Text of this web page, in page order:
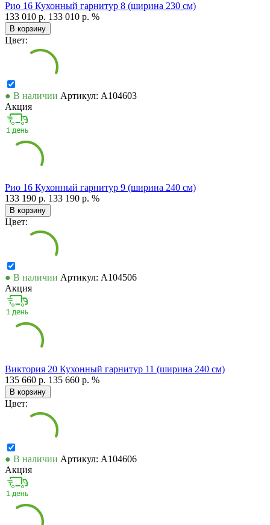
Рио 16 Кухонный гарнитур 8 (ширина 230 см)
133 010 р. 133 010 р. %
В корзину
Цвет:
● В наличии Артикул: А104603
Акция
Рио 16 Кухонный гарнитур 9 (ширина 240 см)
133 190 р. 133 190 р. %
В корзину
Цвет:
● В наличии Артикул: А104506
Акция
Виктория 20 Кухонный гарнитур 11 (ширина 240 см)
135 660 р. 135 660 р. %
В корзину
Цвет:
● В наличии Артикул: А104606
Акция